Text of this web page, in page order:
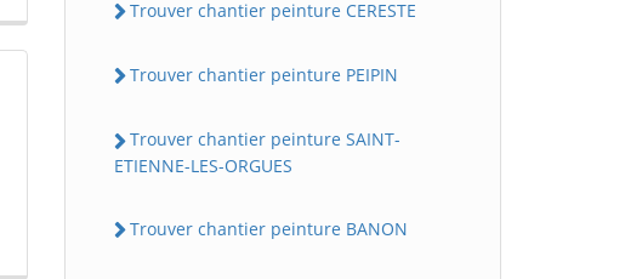
Trouver chantier peinture CERESTE
Trouver chantier peinture PEIPIN
Trouver chantier peinture SAINT-
ETIENNE-LES-ORGUES
Trouver chantier peinture BANON